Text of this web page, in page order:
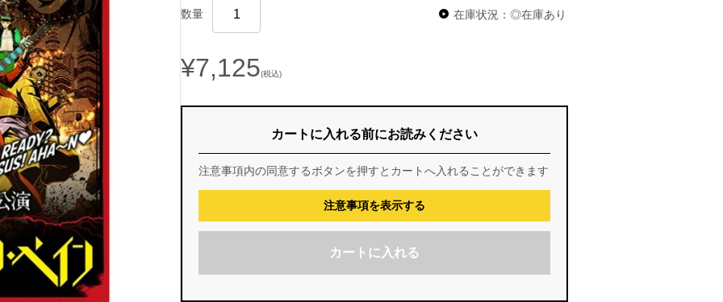
数量 在庫状況：◎在庫あり
¥7,125(税込)
カートに入れる前にお読みください
注意事項内の同意するボタンを押すとカートへ入れることができます
注意事項を表示する
カートに入れる